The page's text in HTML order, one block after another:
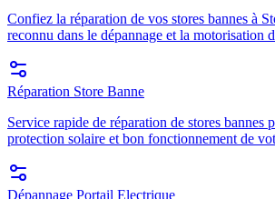
Confiez la réparation de vos stores bannes à
reconnu dans le dépannage et la motorisation
Réparation Store Banne
Service rapide de réparation de stores bannes
protection solaire et bon fonctionnement de
Dépannage Portail Electrique